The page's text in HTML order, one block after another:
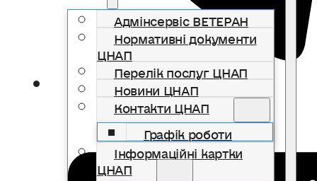
Адмінсервіс ВЕТЕРАН
Нормативні документи
ЦНАП
Перелік послуг ЦНАП
Новини ЦНАП
Контакти ЦНАП
Графік роботи
Інформаційні картки
ЦНАП